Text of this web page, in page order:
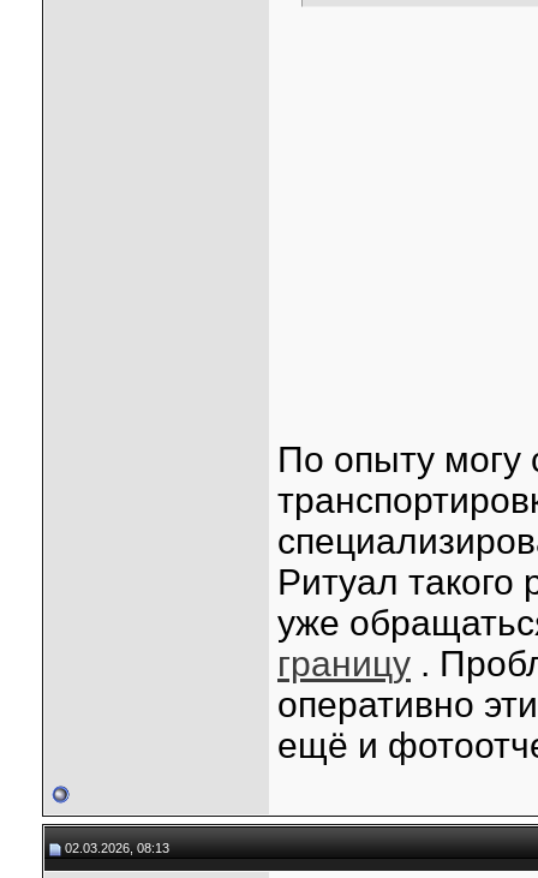
По опыту могу
Ритуал такого
уже
границу .
оперативно
ещё и
02.03.2026, 08:13